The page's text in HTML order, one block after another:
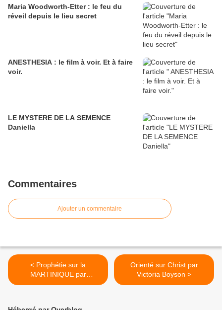
Maria Woodworth-Etter : le feu du
réveil depuis le lieu secret
ANESTHESIA : le film à voir. Et à faire
voir.
LE MYSTERE DE LA SEMENCE
Daniella
Commentaires
Ajouter un commentaire
< Prophétie sur la
MARTINIQUE par
ELICHAAZEL
Orienté sur Christ par
Victoria Boyson >